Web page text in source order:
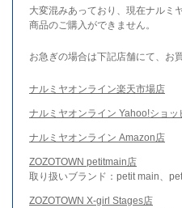
大変混みあっており、現在ナルミ
商品のご購入ができません。
お急ぎの場合は下記店舗にて、お
ナルミヤオンライン楽天市場店
ナルミヤオンライン Yahoo!ショッ
ナルミヤオンライン Amazon店
ZOZOTOWN petitmain店
取り扱いブランド：petit main、
ZOZOTOWN X-girl Stages店